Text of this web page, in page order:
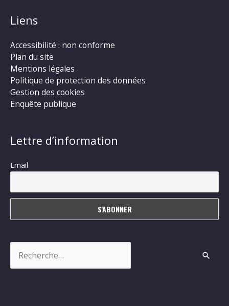
Liens
Accessibilité : non conforme
Plan du site
Mentions légales
Politique de protection des données
Gestion des cookies
Enquête publique
Lettre d’information
Email